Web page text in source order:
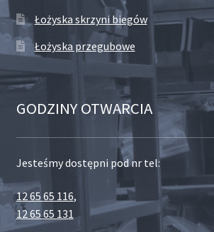
Łożyska skrzyni biegów
Łożyska przegubowe
GODZINY OTWARCIA
Jesteśmy dostępni pod nr tel:
12 65 65 116,
12 65 65 131